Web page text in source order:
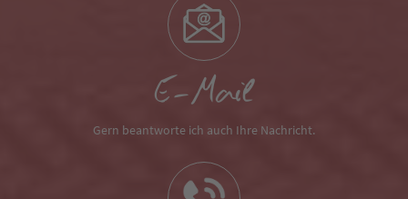
E-Mail
Gern beantworte ich auch Ihre Nachricht.